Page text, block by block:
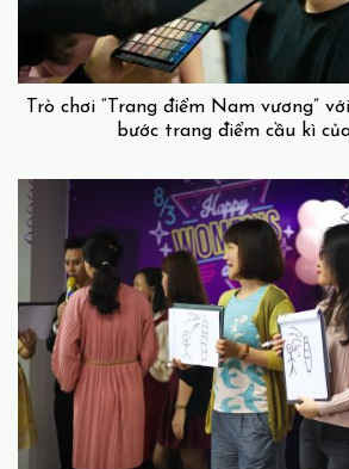
Trò chơi “Trang điểm Nam vương”
bước trang điểm cầu kì